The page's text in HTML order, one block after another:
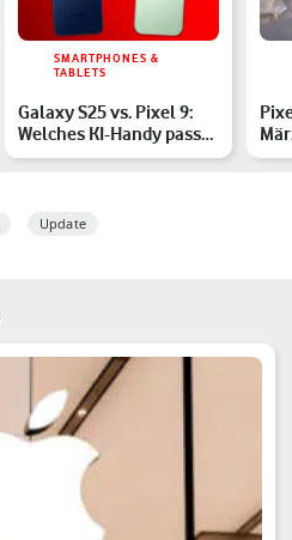
SMARTPHONES &
TABLETS
Galaxy S25 vs. Pixel 9:
Welches KI-Handy passt
zu Dir?
Update